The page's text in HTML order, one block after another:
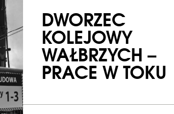
DWORZEC
KOLEJOWY
WAŁBRZYCH –
PRACE W TOKU